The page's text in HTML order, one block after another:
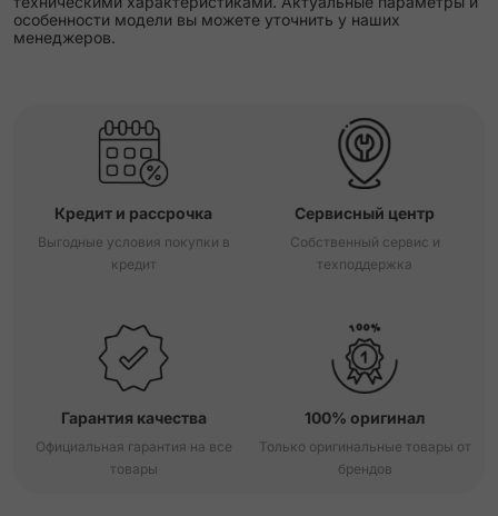
особенности модели вы можете уточнить у наших
менеджеров.
Кредит и рассрочка
Выгодные условия покупки в
кредит
Сервисный центр
Собственный сервис и
техподдержка
Гарантия качества
Официальная гарантия на все
товары
100% оригинал
Только оригинальные товары от
брендов